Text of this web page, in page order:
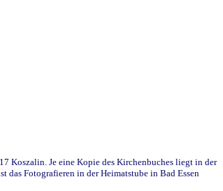
Koszalin. Je eine Kopie des Kirchenbuches liegt in der
das Fotografieren in der Heimatstube in Bad Essen